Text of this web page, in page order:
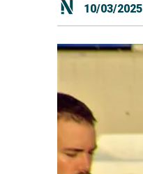
10/03/2025